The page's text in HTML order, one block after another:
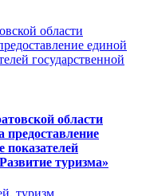
области
единой
государственной
области
предоставление
показателей
туризма»